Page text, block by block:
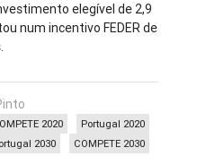
elegível de 2,9
num incentivo FEDER de
Portugal 2020
2020
COMPETE 2030
2030